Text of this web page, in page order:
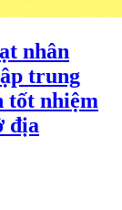
nhân
trung
tốt nhiệm
địa